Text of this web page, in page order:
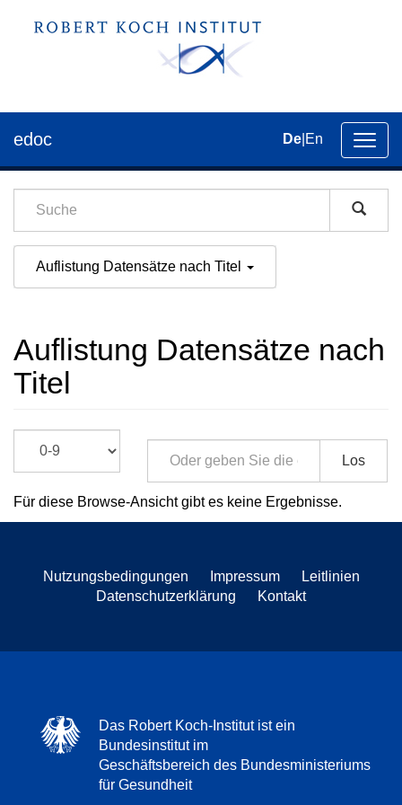
der
edoc De En
Auflistung Datensätze nach Titel
Auflistung Datensätze nach
Titel
Los
Für diese Browse-Ansicht gibt es keine Ergebnisse.
Nutzungsbedingungen Impressum
Leitlinien
Datenschutzerklärung
Kontakt
Das Robert Koch-Institut ist ein
Bundesinstitut im
Geschäftsbereich des Bundesministeriums
für Gesundheit